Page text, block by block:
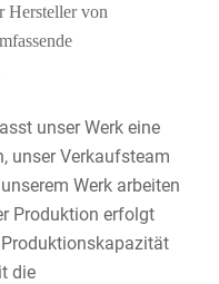
Hersteller von
unser Werk eine
unser Verkaufsteam
Werk arbeiten
Produktion erfolgt
die